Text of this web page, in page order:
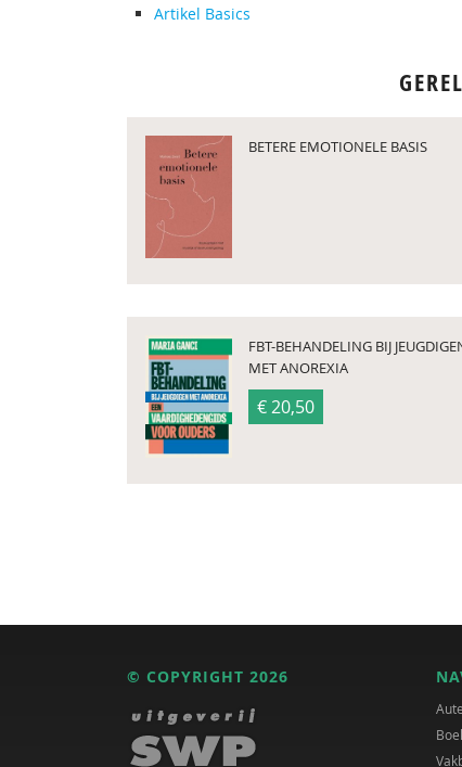
Artikel Basics
BETERE EMOTIONELE BASIS
FBT-BEHANDELING BIJ
MET ANOREXIA
€ 20,50
© COPYRIGHT 2026